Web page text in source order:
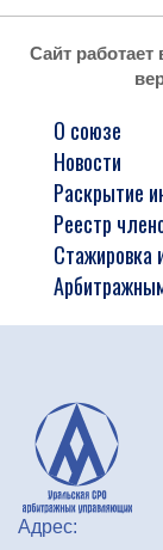
Сайт
О союзе
Новости
Раскрытие
Реестр
Стажировка
Адрес: